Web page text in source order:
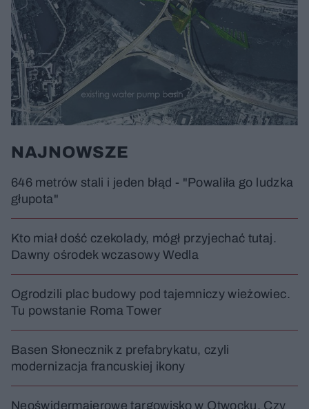
NAJNOWSZE
646 metrów stali i jeden błąd - "Powaliła go ludzka
głupota"
Kto miał dość czekolady, mógł przyjechać tutaj.
Dawny ośrodek wczasowy Wedla
Ogrodzili plac budowy pod tajemniczy wieżowiec.
Tu powstanie Roma Tower
Basen Słonecznik z prefabrykatu, czyli
modernizacja francuskiej ikony
Neoświdermajerowe targowisko w Otwocku. Czy